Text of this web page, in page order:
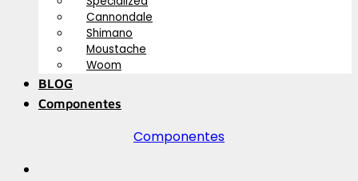
Cannondale
Shimano
Moustache
Woom
BLOG
Componentes
Componentes